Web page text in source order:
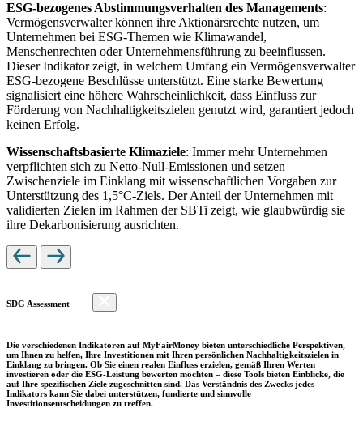
ESG-bezogenes Abstimmungsverhalten des Managements:
Vermögensverwalter können ihre Aktionärsrechte nutzen, um
Unternehmen bei ESG-Themen wie Klimawandel,
Menschenrechten oder Unternehmensführung zu beeinflussen.
Dieser Indikator zeigt, in welchem Umfang ein Vermögensverwalter
ESG-bezogene Beschlüsse unterstützt. Eine starke Bewertung
signalisiert eine höhere Wahrscheinlichkeit, dass Einfluss zur
Förderung von Nachhaltigkeitszielen genutzt wird, garantiert jedoch
keinen Erfolg.
Wissenschaftsbasierte Klimaziele: Immer mehr Unternehmen
verpflichten sich zu Netto-Null-Emissionen und setzen
Zwischenziele im Einklang mit wissenschaftlichen Vorgaben zur
Unterstützung des 1,5°C-Ziels. Der Anteil der Unternehmen mit
validierten Zielen im Rahmen der SBTi zeigt, wie glaubwürdig sie
ihre Dekarbonisierung ausrichten.
SDG Assessment
Die verschiedenen Indikatoren auf MyFairMoney bieten unterschiedliche Perspektiven,
um Ihnen zu helfen, Ihre Investitionen mit Ihren persönlichen Nachhaltigkeitszielen in
Einklang zu bringen. Ob Sie einen realen Einfluss erzielen, gemäß Ihren Werten
investieren oder die ESG-Leistung bewerten möchten – diese Tools bieten Einblicke, die
auf Ihre spezifischen Ziele zugeschnitten sind. Das Verständnis des Zwecks jedes
Indikators kann Sie dabei unterstützen, fundierte und sinnvolle
Investitionsentscheidungen zu treffen.